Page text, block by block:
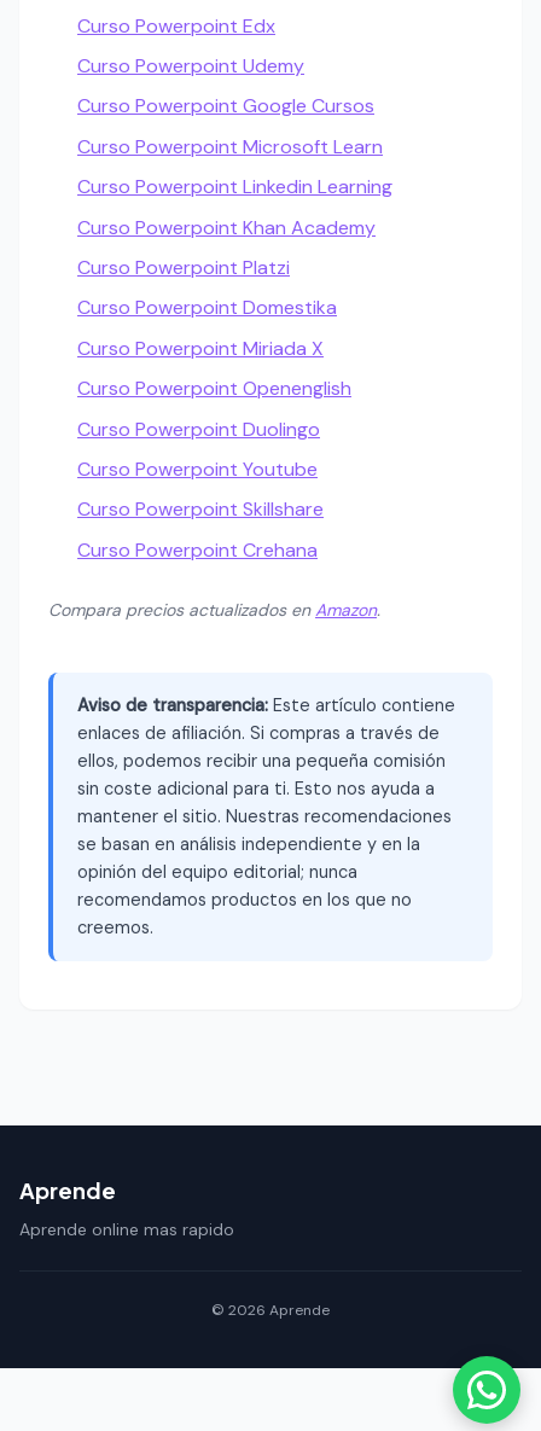
Curso Powerpoint Edx
Curso Powerpoint Udemy
Curso Powerpoint Google Cursos
Curso Powerpoint Microsoft Learn
Curso Powerpoint Linkedin Learning
Curso Powerpoint Khan Academy
Curso Powerpoint Platzi
Curso Powerpoint Domestika
Curso Powerpoint Miriada X
Curso Powerpoint Openenglish
Curso Powerpoint Duolingo
Curso Powerpoint Youtube
Curso Powerpoint Skillshare
Curso Powerpoint Crehana
Compara precios actualizados enAmazon.
Aviso de transparencia: Este artículo contiene
enlaces de afiliación. Si compras a través de
ellos, podemos recibir una pequeña comisión
sin coste adicional para ti. Esto nos ayuda a
mantener el sitio. Nuestras recomendaciones
se basan en análisis independiente y en la
opinión del equipo editorial; nunca
recomendamos productos en los que no
creemos.
Aprende
Aprende online mas rapido
© 2026 Aprende